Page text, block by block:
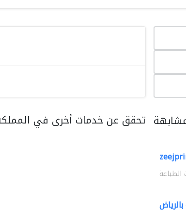
تحقق عن خدمات أخرى في